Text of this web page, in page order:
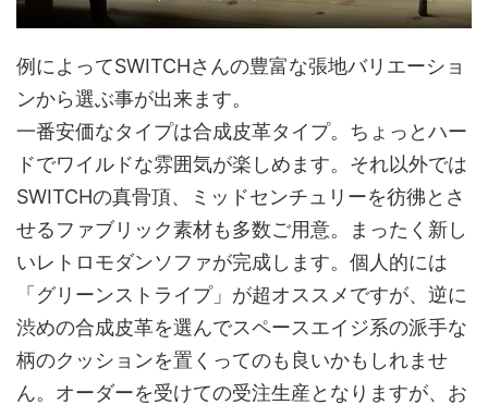
例によってSWITCHさんの豊富な張地バリエーショ
ンから選ぶ事が出来ます。
一番安価なタイプは合成皮革タイプ。ちょっとハー
ドでワイルドな雰囲気が楽しめます。それ以外では
SWITCHの真骨頂、ミッドセンチュリーを彷彿とさ
せるファブリック素材も多数ご用意。まったく新し
いレトロモダンソファが完成します。個人的には
「グリーンストライプ」が超オススメですが、逆に
渋めの合成皮革を選んでスペースエイジ系の派手な
柄のクッションを置くってのも良いかもしれませ
ん。オーダーを受けての受注生産となりますが、お